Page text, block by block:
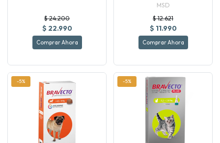
$ 24.200
$ 22.990
Comprar Ahora
MSD
$ 12.621
$ 11.990
Comprar Ahora
-5% -5%